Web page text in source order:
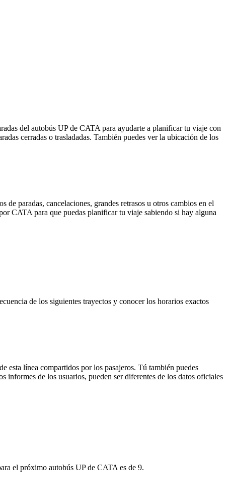
del autobús UP de CATA para ayudarte a planificar tu viaje con
cerradas o trasladadas. También puedes ver la ubicación de los
paradas, cancelaciones, grandes retrasos u otros cambios en el
CATA para que puedas planificar tu viaje sabiendo si hay alguna
de los siguientes trayectos y conocer los horarios exactos
esta línea compartidos por los pasajeros. Tú también puedes
informes de los usuarios, pueden ser diferentes de los datos oficiales
el próximo autobús UP de CATA es de 9.